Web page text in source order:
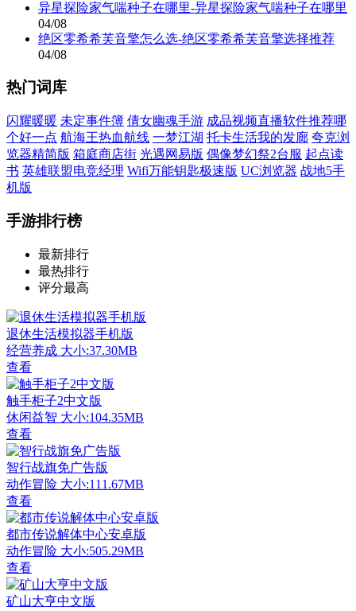
异星探险家气喘种子在哪里-异星探险家气喘种子在哪里
04/08
绝区零希希芙音擎怎么选-绝区零希希芙音擎选择推荐
04/08
热门词库
闪耀暖暖 未定事件簿 倩女幽魂手游 成品视频直播软件推荐哪
个好一点 航海王热血航线 一梦江湖 托卡生活我的发廊 夸克浏
览器精简版 箱庭商店街 光遇网易版 偶像梦幻祭2台服 起点读
书 英雄联盟电竞经理 Wifi万能钥匙极速版 UC浏览器 战地5手
机版
手游排行榜
最新排行
最热排行
评分最高
退休生活模拟器手机版
经营养成 大小:37.30MB
查看
触手柜子2中文版
休闲益智 大小:104.35MB
查看
智行战旗免广告版
动作冒险 大小:111.67MB
查看
都市传说解体中心安卓版
动作冒险 大小:505.29MB
查看
矿山大亨中文版